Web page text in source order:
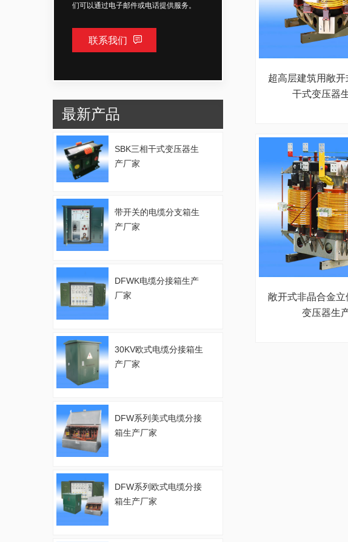
超高层建筑用敞
干式变压器
敞开式非晶合金
变压器生
们可以通过电子邮件或电话提供服务。
联系我们
最新产品
SBK三相干式变压器生
产厂家
带开关的电缆分支箱生
产厂家
DFWK电缆分接箱生产
厂家
30KV欧式电缆分接箱生
产厂家
DFW系列美式电缆分接
箱生产厂家
DFW系列欧式电缆分接
箱生产厂家